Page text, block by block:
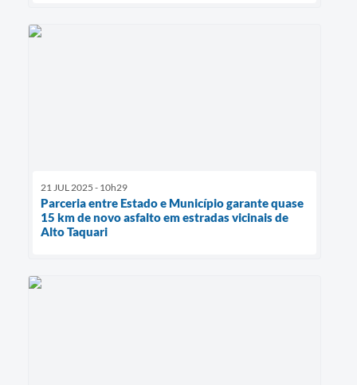
21 JUL 2025 - 10h29
Parceria entre Estado e Município garante quase
15 km de novo asfalto em estradas vicinais de
Alto Taquari